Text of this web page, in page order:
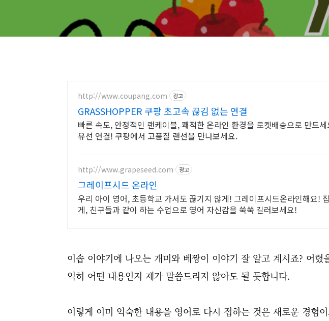
http://www.coupang.com 광고
GRASSHOPPER 쿠팡 초고속 끊김 없는 연결
빠른 속도, 안정적인 랜케이블, 쾌적한 온라인 환경을 로켓배송으로 만드
유선 연결! 쿠팡에서 고품질 랜선을 만나보세요.
http://www.grapeseed.com 광고
그레이프시드 온라인
우리 아이 영어, 초등학교 가서도 끊기지 않게! 그레이프시드온라인해요!
게, 친구들과 같이 하는 수업으로 영어 자신감을 쑥쑥 길러보세요!
이솝 이야기에 나오는 개미와 베짱이 이야기 잘 알고 계시죠? 어렸
익히 어떤 내용인지 제가 말씀드리지 않아도 될 듯합니다.
이렇게 이미 익숙한 내용을 영어로 다시 접하는 것은 새로운 경험